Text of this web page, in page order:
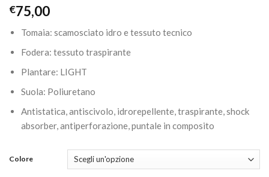
€75,00
Tomaia: scamosciato idro e tessuto tecnico
Fodera: tessuto traspirante
Plantare: LIGHT
Suola: Poliuretano
Antistatica, antiscivolo, idrorepellente, traspirante, shock
absorber, antiperforazione, puntale in composito
Colore